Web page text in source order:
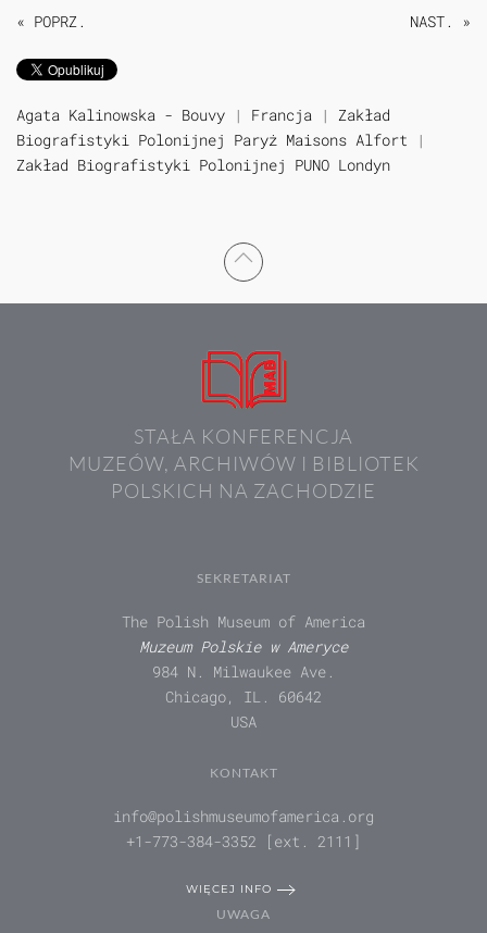
« POPRZ. NAST. »
Agata Kalinowska - Bouvy | Francja | Zakład
Biografistyki Polonijnej Paryż Maisons Alfort |
Zakład Biografistyki Polonijnej PUNO Londyn
STAŁA KONFERENCJA
MUZEÓW, ARCHIWÓW I BIBLIOTEK
POLSKICH NA ZACHODZIE
SEKRETARIAT
The Polish Museum of America
Muzeum Polskie w Ameryce
984 N. Milwaukee Ave.
Chicago, IL. 60642
USA
KONTAKT
info@polishmuseumofamerica.org
+1-773-384-3352 [ext. 2111]
WIĘCEJ INFO
UWAGA